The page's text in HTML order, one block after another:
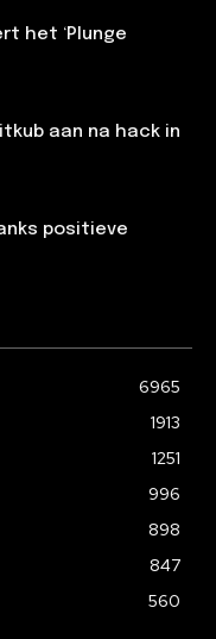
het ‘Plunge
aan na hack in
positieve
6965
1913
1251
996
898
847
560